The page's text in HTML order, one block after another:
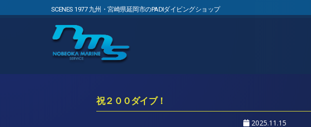
SCENES 1977 九州・宮崎県延岡市のPADIダイビングショップ
祝２００ダイブ！
2025.11.15